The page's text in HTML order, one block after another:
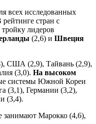
всех исследованных
стран с
лидеров
(2,6) и Швеция
США (2,9), Тайвань (2,9),
(3,0). На высоком
системы Южной Кореи
(3,1), Германии (3,2),
(3,4).
занимают Марокко (4,6),